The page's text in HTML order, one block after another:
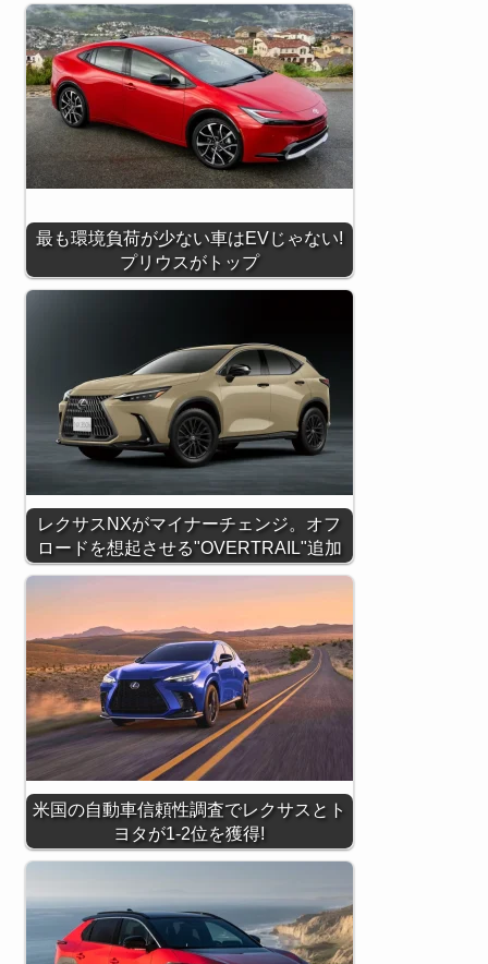
最も環境負荷が少ない車はEVじゃない!
プリウスがトップ
レクサスNXがマイナーチェンジ。オフ
ロードを想起させる"OVERTRAIL"追加
米国の自動車信頼性調査でレクサスとト
ヨタが1-2位を獲得!